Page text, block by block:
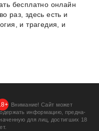
бесплатно онлайн
раз, здесь есть и
и трагедия, и
Внимание! Сайт может
информацию, предна­
для лиц, дости­гших 18